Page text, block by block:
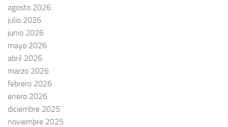
agosto 2026
julio 2026
junio 2026
mayo 2026
abril 2026
marzo 2026
febrero 2026
enero 2026
diciembre 2025
noviembre 2025